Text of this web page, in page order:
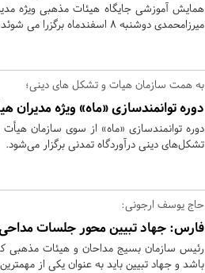
همایش آموزشی جایگاه هیئات مذهبی ویژه
میرزامحمدی دوشنبه 8 اسفندماه برگزرا می شوئد
به همت سازمان هیات و تشکل های دینی؛
دوره توانمندسازی «ماه» ویژه
دوره توانمندسازی «ماه» از سوی سازمان
تشکل‌های دینی درآوردگاه تمدنی برگزار می‌شود.
حاج یوسف ارجونی:
فارس: جهاد تبیین محور جلسات
رئیس سازمان بسیج مداحان و هیئات
باشد و جهاد تبیین باید به عنوان یکی از